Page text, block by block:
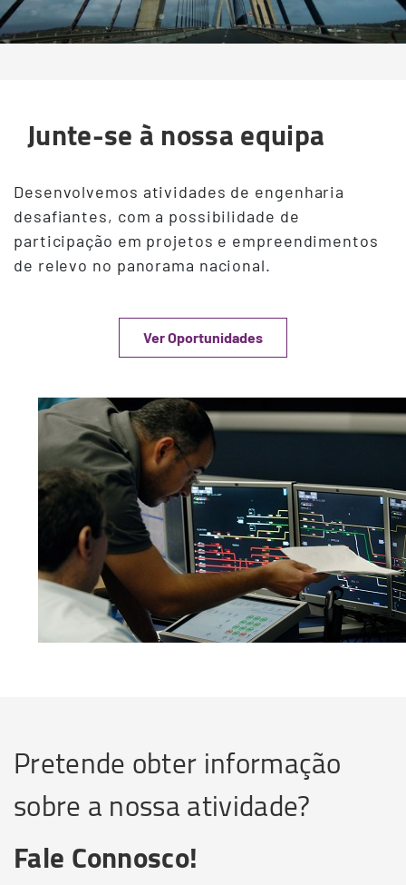
Junte-se à nossa equipa
Desenvolvemos atividades de engenharia
desafiantes, com a possibilidade de
participação em projetos e empreendimentos
de relevo no panorama nacional.
Ver Oportunidades
Pretende obter informação
sobre a nossa atividade?
Fale Connosco!